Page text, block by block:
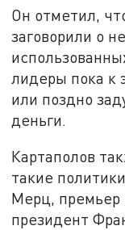
Он отметил,
заговорили о
лидеры пока к
или поздно
деньги.
Картаполов
такие
Мерц, премьер
президент